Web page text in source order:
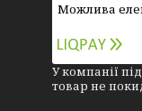
У компанії
товар не